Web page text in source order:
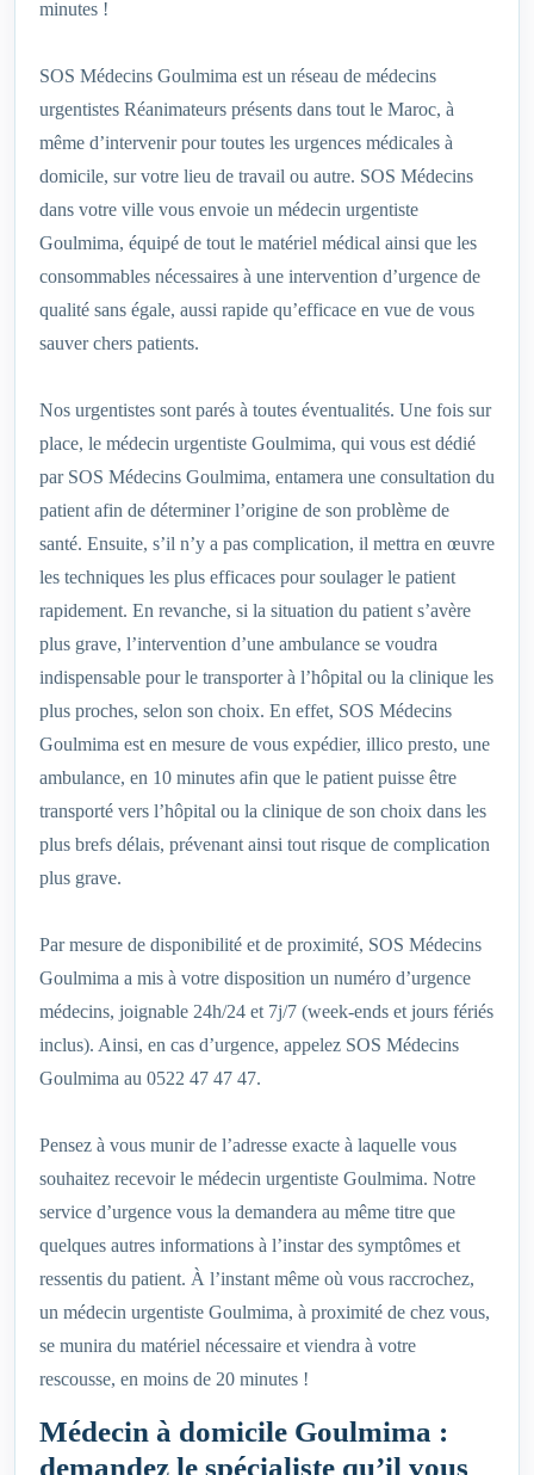
minutes !
SOS Médecins Goulmima est un réseau de médecins
urgentistes Réanimateurs présents dans tout le Maroc, à
même d’intervenir pour toutes les urgences médicales à
domicile, sur votre lieu de travail ou autre. SOS Médecins
dans votre ville vous envoie un médecin urgentiste
Goulmima, équipé de tout le matériel médical ainsi que les
consommables nécessaires à une intervention d’urgence de
qualité sans égale, aussi rapide qu’efficace en vue de vous
sauver chers patients.
Nos urgentistes sont parés à toutes éventualités. Une fois sur
place, le médecin urgentiste Goulmima, qui vous est dédié
par SOS Médecins Goulmima, entamera une consultation du
patient afin de déterminer l’origine de son problème de
santé. Ensuite, s’il n’y a pas complication, il mettra en œuvre
les techniques les plus efficaces pour soulager le patient
rapidement. En revanche, si la situation du patient s’avère
plus grave, l’intervention d’une ambulance se voudra
indispensable pour le transporter à l’hôpital ou la clinique les
plus proches, selon son choix. En effet, SOS Médecins
Goulmima est en mesure de vous expédier, illico presto, une
ambulance, en 10 minutes afin que le patient puisse être
transporté vers l’hôpital ou la clinique de son choix dans les
plus brefs délais, prévenant ainsi tout risque de complication
plus grave.
Par mesure de disponibilité et de proximité, SOS Médecins
Goulmima a mis à votre disposition un numéro d’urgence
médecins, joignable 24h/24 et 7j/7 (week-ends et jours fériés
inclus). Ainsi, en cas d’urgence, appelez SOS Médecins
Goulmima au 0522 47 47 47.
Pensez à vous munir de l’adresse exacte à laquelle vous
souhaitez recevoir le médecin urgentiste Goulmima. Notre
service d’urgence vous la demandera au même titre que
quelques autres informations à l’instar des symptômes et
ressentis du patient. À l’instant même où vous raccrochez,
un médecin urgentiste Goulmima, à proximité de chez vous,
se munira du matériel nécessaire et viendra à votre
rescousse, en moins de 20 minutes !
Médecin à domicile Goulmima :
demandez le spécialiste qu’il vous